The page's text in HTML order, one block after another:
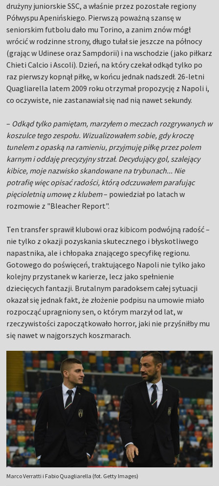
drużyny juniorskie SSC, a właśnie przez pozostałe regiony
Półwyspu Apenińskiego. Pierwszą poważną szansę w
seniorskim futbolu dało mu Torino, a zanim znów mógł
wrócić w rodzinne strony, długo tułał sie jeszcze na północy
(grając w Udinese oraz Sampdorii) i na wschodzie (jako piłkarz
Chieti Calcio i Ascoli). Dzień, na który czekał odkąd tylko po
raz pierwszy kopnął piłkę, w końcu jednak nadszedł. 26-letni
Quagliarella latem 2009 roku otrzymał propozycję z Napoli i,
co oczywiste, nie zastanawiał się nad nią nawet sekundy.
– Odkąd tylko pamiętam, marzyłem o meczach rozgrywanych w
koszulce tego zespołu. Wizualizowałem sobie, gdy kroczę
tunelem z opaską na ramieniu, przyjmuję piłkę przez polem
karnym i oddaję precyzyjny strzał. Decydujący gol, szalejący
kibice, moje nazwisko skandowane na trybunach... Nie
potrafię więc opisać radości, którą odczuwałem parafując
pięcioletnią umowę z klubem– powiedział po latach w
rozmowie z "Bleacher Report".
Ten transfer sprawił klubowi oraz kibicom podwójną radość –
nie tylko z okazji pozyskania skutecznego i błyskotliwego
napastnika, ale i chłopaka znającego specyfikę regionu.
Gotowego do poświęceń, traktującego Napoli nie tylko jako
kolejny przystanek w karierze, lecz jako spełnienie
dziecięcych fantazji. Brutalnym paradoksem całej sytuacji
okazał się jednak fakt, że złożenie podpisu na umowie miało
rozpocząć upragniony sen, o którym marzył od lat, w
rzeczywistości zapoczątkowało horror, jaki nie przyśniłby mu
się nawet w najgorszych koszmarach.
Marco Verratti i Fabio Quagliarella (fot. Getty Images)